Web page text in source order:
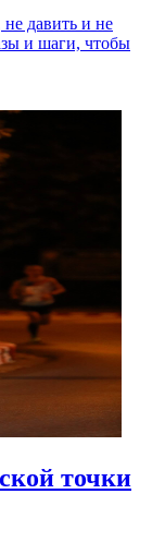
давить и не
и шаги, чтобы
точки